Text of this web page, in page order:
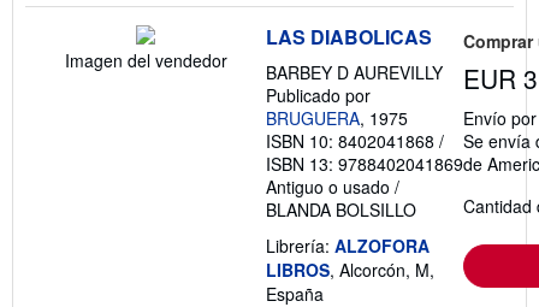
Imagen del vendedor
LAS DIABOLICAS
BARBEY D AUREVILLY
Publicado por
BRUGUERA, 1975
ISBN 10: 8402041868 /
ISBN 13: 9788402041869
Antiguo o usado /
BLANDA BOLSILLO
Librería: ALZOFORA
LIBROS, Alcorcón, M,
España
EUR
Envío
Se envía
de
Cantidad